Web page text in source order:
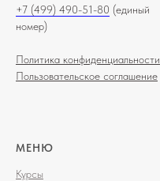
+7 (499) 490-51-80 (единый
номер)
Политика конфиденциальности
Пользовательское соглашение
МЕНЮ
Курсы